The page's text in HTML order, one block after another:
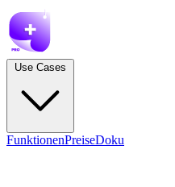
FunktionenPreiseDoku